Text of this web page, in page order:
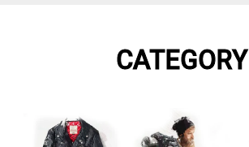
CATEGORY